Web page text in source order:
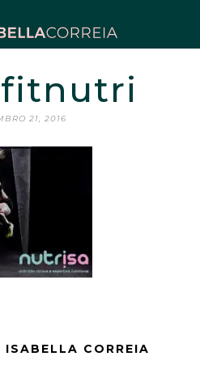
21, 2016
ISABELLA CORREIA